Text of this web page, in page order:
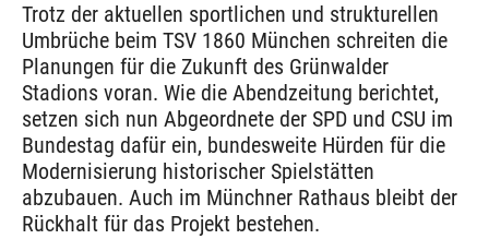
Trotz der aktuellen sportlichen und strukturellen
Umbrüche beim TSV 1860 München schreiten die
Planungen für die Zukunft des Grünwalder
Stadions voran. Wie die Abendzeitung berichtet,
setzen sich nun Abgeordnete der SPD und CSU im
Bundestag dafür ein, bundesweite Hürden für die
Modernisierung historischer Spielstätten
abzubauen. Auch im Münchner Rathaus bleibt der
Rückhalt für das Projekt bestehen.